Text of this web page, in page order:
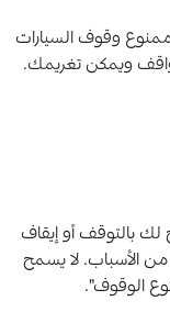
ممنوع وقوف السيارات
واقف ويمكن تغريمك.
بالتوقف أو إيقاف
من الأسباب. لا يسمح
الوقوف".